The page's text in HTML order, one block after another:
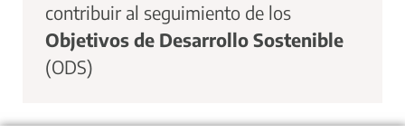
contribuir al seguimiento de los
Objetivos de Desarrollo Sostenible
(ODS)